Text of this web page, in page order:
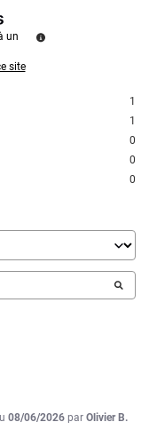
un
site
1
1
0
0
0
08/06/2026 par Olivier B.